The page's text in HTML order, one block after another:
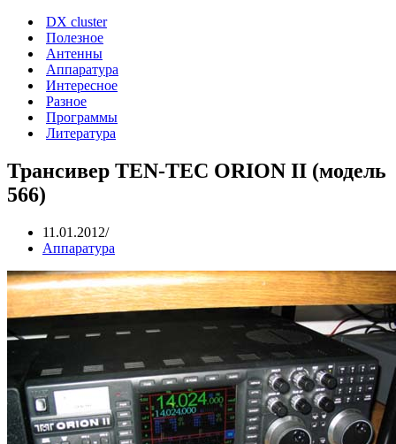
DX cluster
Полезное
Антенны
Аппаратура
Интересное
Разное
Программы
Литература
Трансивер TEN-TEC ORION II (модель
566)
11.01.2012
Аппаратура